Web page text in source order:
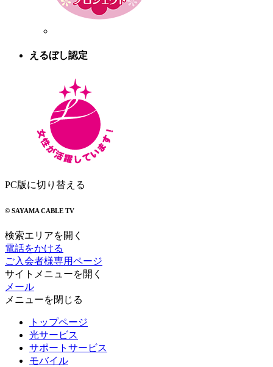
えるぼし認定
PC版に切り替える
© SAYAMA CABLE TV
検索エリアを開く
電話をかける
ご入会者様専用ページ
サイトメニューを開く
メール
メニューを閉じる
トップページ
光サービス
サポートサービス
モバイル